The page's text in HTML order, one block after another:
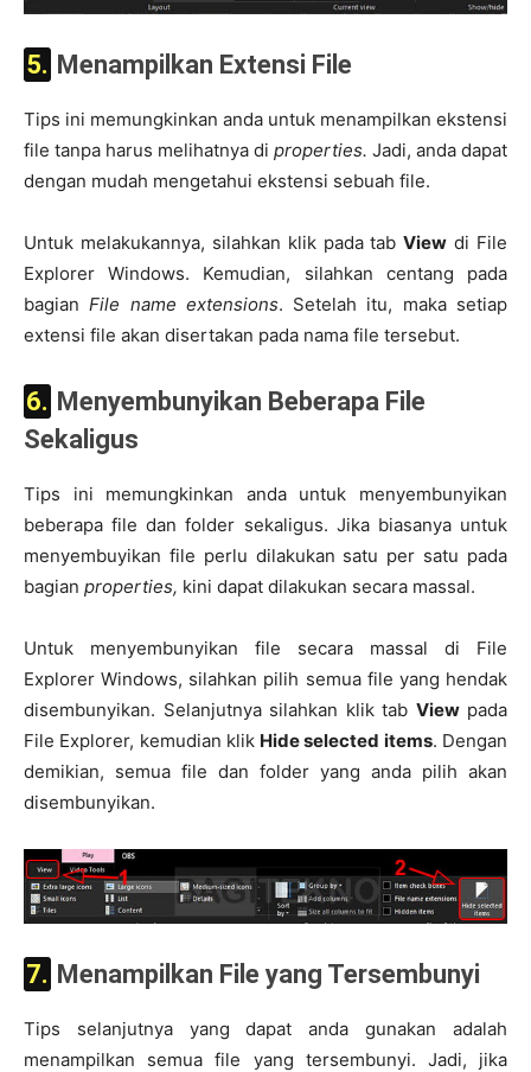
5. Menampilkan Extensi File
Tips ini memungkinkan anda untuk menampilkan ekstensi
file tanpa harus melihatnya di properties. Jadi, anda dapat
dengan mudah mengetahui ekstensi sebuah file.
Untuk melakukannya, silahkan klik pada tabView di File
Explorer Windows. Kemudian, silahkan centang pada
bagianFile name extensions. Setelah itu, maka setiap
extensi file akan disertakan pada nama file tersebut.
6. Menyembunyikan Beberapa File
Sekaligus
Tips ini memungkinkan anda untuk menyembunyikan
beberapa file dan folder sekaligus. Jika biasanya untuk
menyembuyikan file perlu dilakukan satu per satu pada
bagian properties, kini dapat dilakukan secara massal.
Untuk menyembunyikan file secara massal di File
Explorer Windows, silahkan pilih semua file yang hendak
disembunyikan. Selanjutnya silahkan klik tab Viewpada
File Explorer, kemudian klik Hide selected items. Dengan
demikian, semua file dan folder yang anda pilih akan
disembunyikan.
7. Menampilkan File yang Tersembunyi
Tips selanjutnya yang dapat anda gunakan adalah
menampilkan semua file yang tersembunyi. Jadi, jika